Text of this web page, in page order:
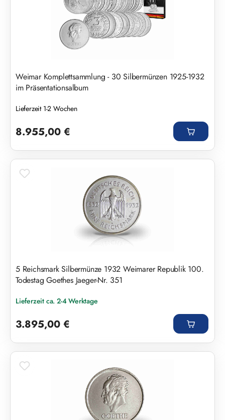
Weimar Komplettsammlung - 30 Silbermünzen 1925-1932
im Präsentationsalbum
Lieferzeit 1-2 Wochen
8.955,00 €
5 Reichsmark Silbermünze 1932 Weimarer Republik 100.
Todestag Goethes Jaeger-Nr. 351
Lieferzeit ca. 2-4 Werktage
3.895,00 €